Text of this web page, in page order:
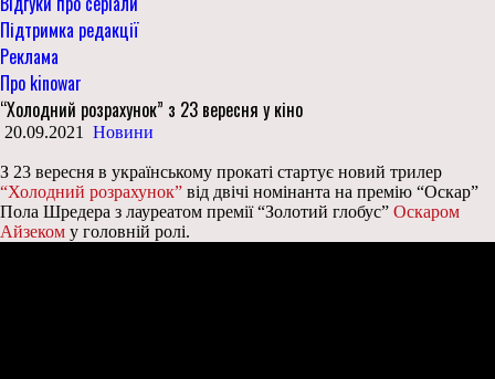
Підтримка редакції
Реклама
Про kinowar
“Холодний розрахунок” з 23 вересня у кіно
20.09.2021 Новини
З 23 вересня в українському прокаті стартує новий трилер
“Холодний розрахунок” від двічі номінанта на премію “Оскар”
Пола Шредера з лауреатом премії “Золотий глобус” Оскаром
Айзеком у головній ролі.